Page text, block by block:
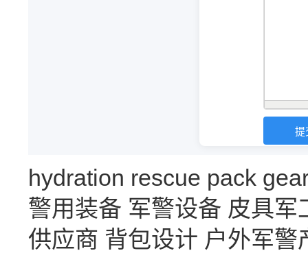
hydration rescue pack
警用装备 军警设备 皮具军
供应商 背包设计 户外军警